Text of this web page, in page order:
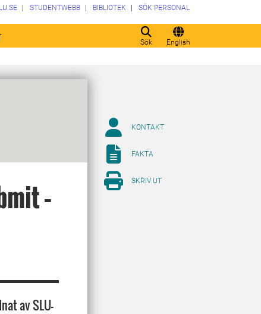
Sök English
STUDENTWEBB BIBLIOTEK SÖK PERSONAL
–
av SLU-
KONTAKT
FAKTA
SKRIV UT